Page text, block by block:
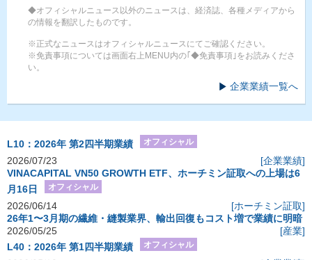
◆オフィシャルニュース以外のニュースは、経済誌、各種メディアから
の情報を翻訳したものです。
※正式なニュースはオフィシャルニュースにてご確認ください。
※免責事項については画面右上MENU内の｢◆免責事項｣をお読みくださ
い。
企業業績一覧へ
L10：2026年 第2四半期業績 オフィシャル
2026/07/23
[企業業績]
VINACAPITAL VN50 GROWTH ETF、ホーチミン証取への上場は6
月16日
オフィシャル
2026/06/14
[ホーチミン証取]
26年1〜3月期の繊維・縫製業界、輸出回復もコスト増で業績に明暗
2026/05/25
[産業]
L40：2026年 第1四半期業績
オフィシャル